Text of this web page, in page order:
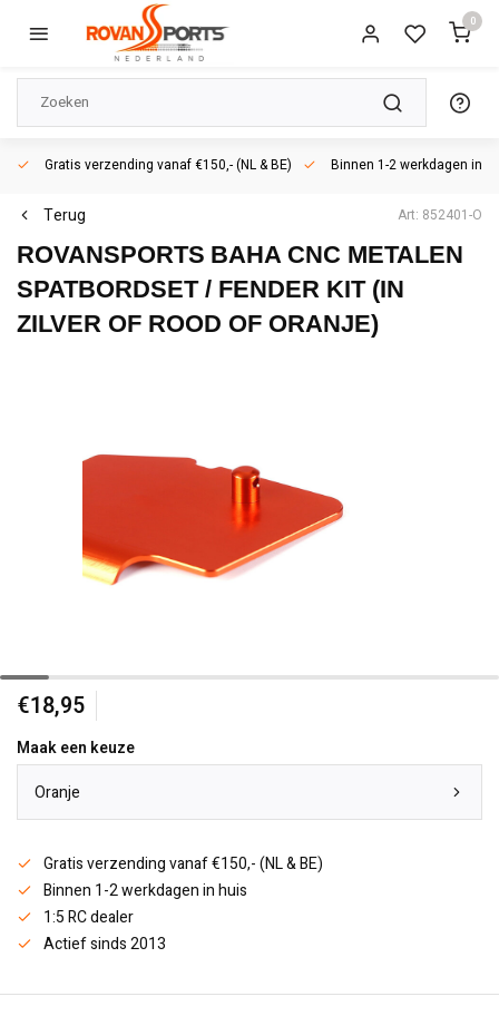
0
Gratis verzending vanaf €150,- (NL & BE) Binnen 1-2 werkdagen in
Terug Art: 852401-O
ROVANSPORTS BAHA CNC METALEN
SPATBORDSET / FENDER KIT (IN
ZILVER OF ROOD OF ORANJE)
€18,95
Maak een keuze
Oranje
Gratis verzending vanaf €150,- (NL & BE)
Binnen 1-2 werkdagen in huis
1:5 RC dealer
Actief sinds 2013